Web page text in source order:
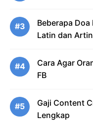
#3
Beberapa
Latin dan
#4
Cara Agar
FB
#5
Gaji Content
Lengkap